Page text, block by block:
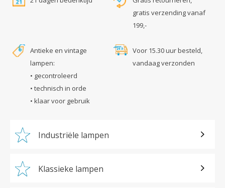
gratis verzending vanaf
199,-
Antieke en vintage
lampen:
• gecontroleerd
• technisch in orde
• klaar voor gebruik
Voor 15.30 uur besteld,
vandaag verzonden
Industriële lampen
Klassieke lampen